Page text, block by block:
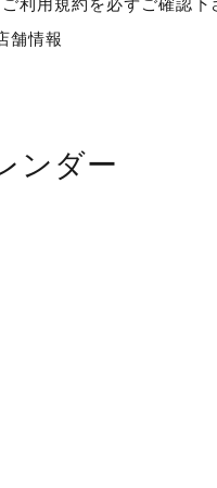
舗情報
ンダー